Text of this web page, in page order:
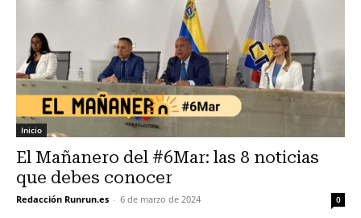
Inicio
El Mañanero del #6Mar: las 8 noticias
que debes conocer
Redacción Runrun.es - 6 de marzo de 2024 0